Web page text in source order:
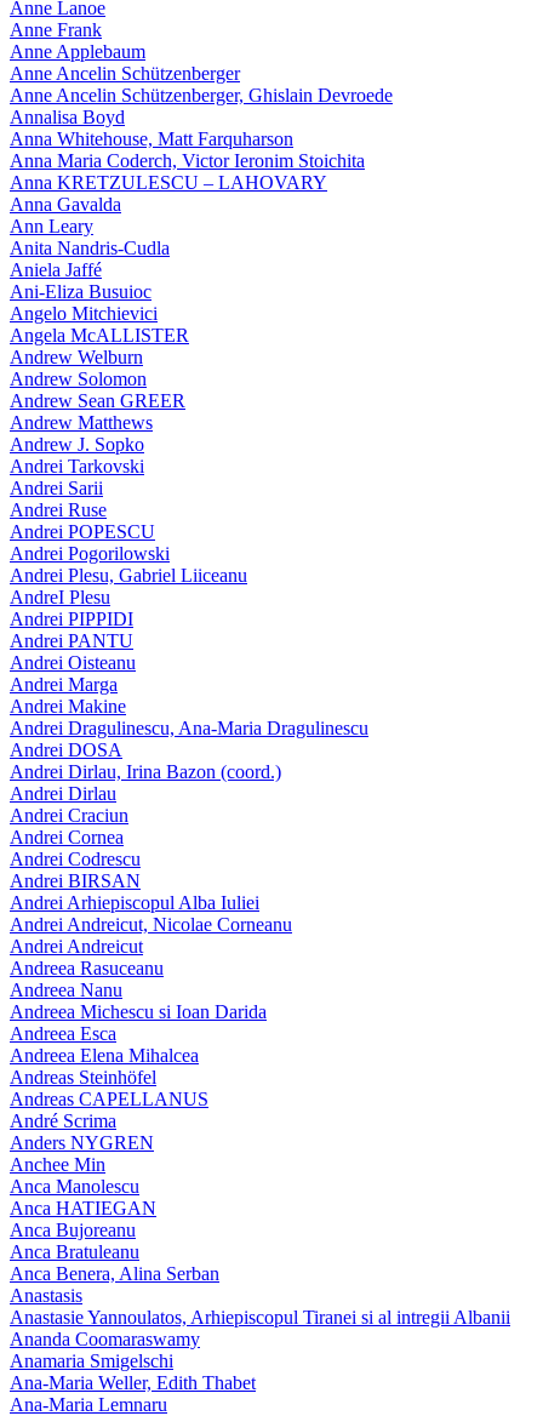
Anne Lanoe
Anne Frank
Anne Applebaum
Anne Ancelin Schützenberger
Anne Ancelin Schützenberger, Ghislain Devroede
Annalisa Boyd
Anna Whitehouse, Matt Farquharson
Anna Maria Coderch, Victor Ieronim Stoichita
Anna KRETZULESCU – LAHOVARY
Anna Gavalda
Ann Leary
Anita Nandris-Cudla
Aniela Jaffé
Ani-Eliza Busuioc
Angelo Mitchievici
Angela McALLISTER
Andrew Welburn
Andrew Solomon
Andrew Sean GREER
Andrew Matthews
Andrew J. Sopko
Andrei Tarkovski
Andrei Sarii
Andrei Ruse
Andrei POPESCU
Andrei Pogorilowski
Andrei Plesu, Gabriel Liiceanu
AndreI Plesu
Andrei PIPPIDI
Andrei PANTU
Andrei Oisteanu
Andrei Marga
Andrei Makine
Andrei Dragulinescu, Ana-Maria Dragulinescu
Andrei DOSA
Andrei Dirlau, Irina Bazon (coord.)
Andrei Dirlau
Andrei Craciun
Andrei Cornea
Andrei Codrescu
Andrei BIRSAN
Andrei Arhiepiscopul Alba Iuliei
Andrei Andreicut, Nicolae Corneanu
Andrei Andreicut
Andreea Rasuceanu
Andreea Nanu
Andreea Michescu si Ioan Darida
Andreea Esca
Andreea Elena Mihalcea
Andreas Steinhöfel
Andreas CAPELLANUS
André Scrima
Anders NYGREN
Anchee Min
Anca Manolescu
Anca HATIEGAN
Anca Bujoreanu
Anca Bratuleanu
Anca Benera, Alina Serban
Anastasis
Anastasie Yannoulatos, Arhiepiscopul Tiranei si al intregii Albanii
Ananda Coomaraswamy
Anamaria Smigelschi
Ana-Maria Weller, Edith Thabet
Ana-Maria Lemnaru